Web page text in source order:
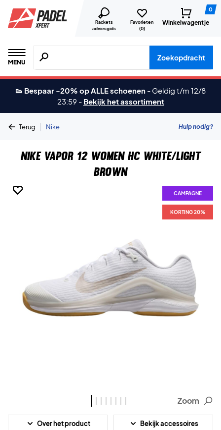
Rackets
adviesgids
Favorieten
(0)
0
Winkelwagentje
MENU
Zoeken naar producten, merken etc.
Zoekopdracht
👟 Bespaar -20% op ALLE schoenen - Geldig t/m 12/8
23:59 - Bekijk het assortiment
Terug | Nike Hulp nodig?
Nike Vapor 12 Women HC White/Light
Brown
CAMPAGNE
KORTING 20%
CAMPAGNE
KORTING 20%
CAMPAGNE
KORTING 20%
CAMPAGNE
KORTING 20%
CAMPAGNE
KORTING 20%
CAMPAGNE
KORTING 20%
CAMPAGNE
KORTING 20%
CAMPAGNE
KORTING 20%
Zoom
Over het product Bekijk accessoires